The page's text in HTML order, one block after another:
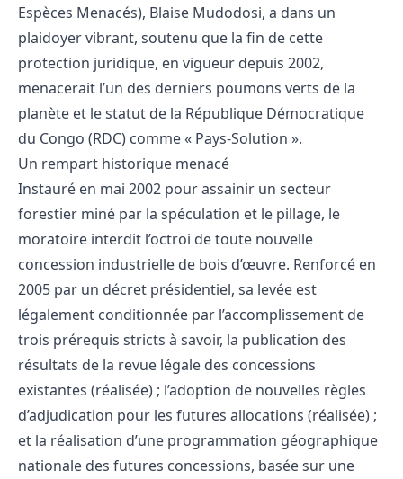
Espèces Menacés), Blaise Mudodosi, a dans un
plaidoyer vibrant, soutenu que la fin de cette
protection juridique, en vigueur depuis 2002,
menacerait l’un des derniers poumons verts de la
planète et le statut de la République Démocratique
du Congo (RDC) comme « Pays-Solution ».
Un rempart historique menacé
Instauré en mai 2002 pour assainir un secteur
forestier miné par la spéculation et le pillage, le
moratoire interdit l’octroi de toute nouvelle
concession industrielle de bois d’œuvre. Renforcé en
2005 par un décret présidentiel, sa levée est
légalement conditionnée par l’accomplissement de
trois prérequis stricts à savoir, la publication des
résultats de la revue légale des concessions
existantes (réalisée) ; l’adoption de nouvelles règles
d’adjudication pour les futures allocations (réalisée) ;
et la réalisation d’une programmation géographique
nationale des futures concessions, basée sur une